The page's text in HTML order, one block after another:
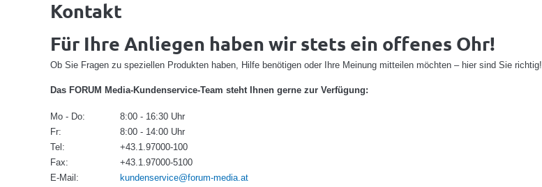
Kontakt
Für Ihre Anliegen haben wir stets ein offenes Ohr!
Ob Sie Fragen zu speziellen Produkten haben, Hilfe benötigen oder Ihre Meinung mitteilen möchten – hier sind Sie richtig!
Das FORUM Media-Kundenservice-Team steht Ihnen gerne zur Verfügung:
Mo - Do:
8:00 - 16:30 Uhr
Fr:
8:00 - 14:00 Uhr
Tel:
+43.1.97000-100
Fax:
+43.1.97000-5100
E-Mail:
kundenservice@forum-media.at